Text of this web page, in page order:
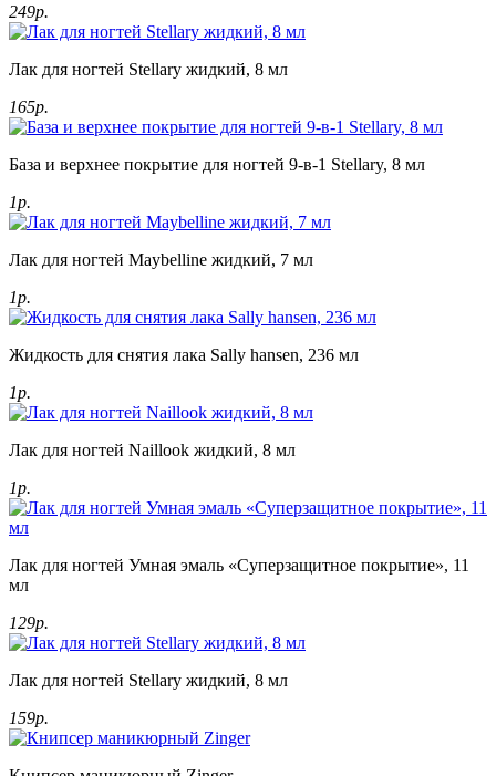
249р.
Лак для ногтей Stellary жидкий, 8 мл
165р.
База и верхнее покрытие для ногтей 9-в-1 Stellary, 8 мл
1р.
Лак для ногтей Maybelline жидкий, 7 мл
1р.
Жидкость для снятия лака Sally hansen, 236 мл
1р.
Лак для ногтей Naillook жидкий, 8 мл
1р.
Лак для ногтей Умная эмаль «Суперзащитное покрытие», 11
мл
129р.
Лак для ногтей Stellary жидкий, 8 мл
159р.